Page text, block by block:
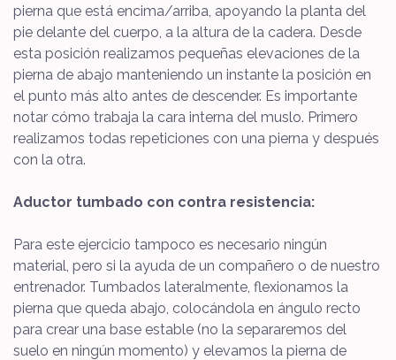
pierna que está encima/arriba, apoyando la planta del
pie delante del cuerpo, a la altura de la cadera. Desde
esta posición realizamos pequeñas elevaciones de la
pierna de abajo manteniendo un instante la posición en
el punto más alto antes de descender. Es importante
notar cómo trabaja la cara interna del muslo. Primero
realizamos todas repeticiones con una pierna y después
con la otra.
Aductor tumbado con contra resistencia:
Para este ejercicio tampoco es necesario ningún
material, pero si la ayuda de un compañero o de nuestro
entrenador. Tumbados lateralmente, flexionamos la
pierna que queda abajo, colocándola en ángulo recto
para crear una base estable (no la separaremos del
suelo en ningún momento) y elevamos la pierna de